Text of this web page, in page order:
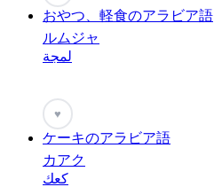
おやつ、軽食のアラビア語
ルムジャ
لمجة
♥
ケーキのアラビア語
カアク
كعك